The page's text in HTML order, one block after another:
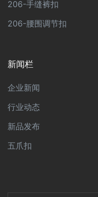
206-手缝裤扣
206-腰围调节扣
新闻栏
企业新闻
行业动态
新品发布
五爪扣